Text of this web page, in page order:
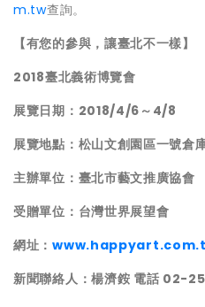
m.tw查詢。
【有您的參與，讓臺北不一樣】
2018臺北義術博覽會
展覽日期：2018/4/6～4/8
展覽地點：松山文創園區一號倉
主辦單位：臺北市藝文推廣協會
受贈單位：台灣世界展望會
網址：
新聞聯絡人：楊濟銨 電話 02-